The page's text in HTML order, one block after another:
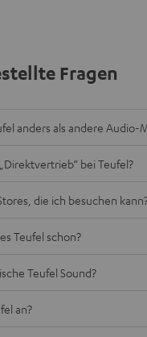
Fragen
anders als andere Audio-
bei Teufel?
die ich besuchen
Teufel schon?
Teufel Sound?
an?